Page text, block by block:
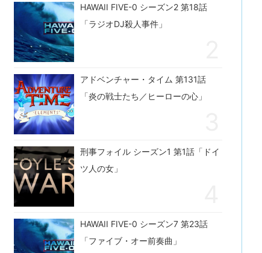
HAWAII FIVE-0 シーズン2 第18話
「ラジオDJ殺人事件」
アドベンチャー・タイム 第131話
「炎の戦士たち／ヒーローの心」
刑事フォイル シーズン1 第1話「ドイ
ツ人の女」
HAWAII FIVE-0 シーズン7 第23話
「ファイブ・オー前奏曲」